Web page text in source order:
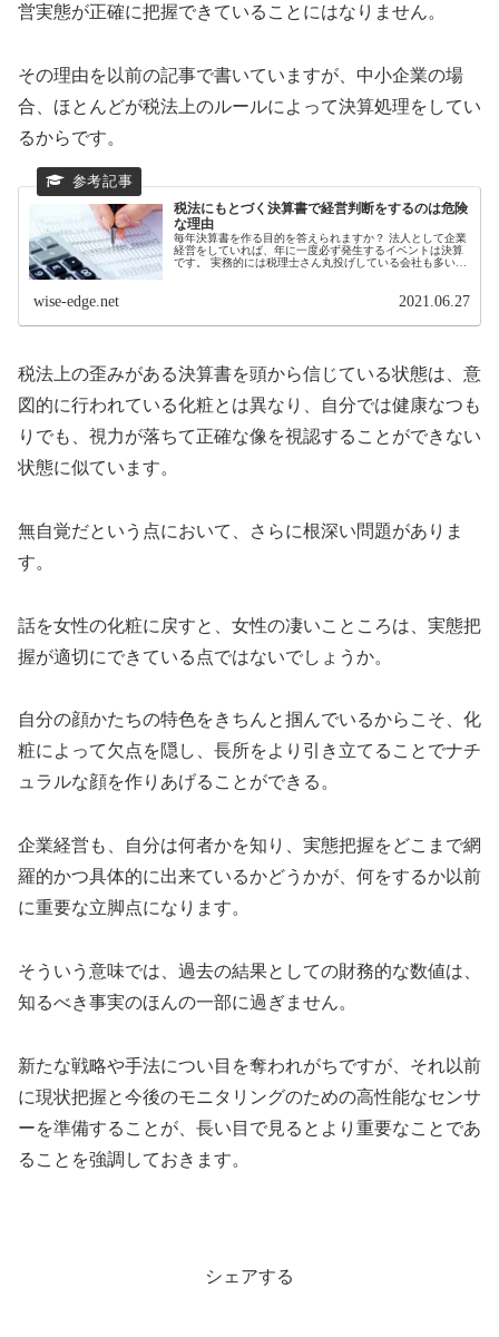
営実態が正確に把握できていることにはなりません。
その理由を以前の記事で書いていますが、中小企業の場
合、ほとんどが税法上のルールによって決算処理をしてい
るからです。
税法にもとづく決算書で経営判断をするのは危険
な理由
毎年決算書を作る目的を答えられますか？ 法人として企業
経営をしていれば、年に一度必ず発生するイベントは決算
です。 実務的には税理士さん丸投げしている会社も多いで
wise-edge.net 2021.06.27
税法上の歪みがある決算書を頭から信じている状態は、意
図的に行われている化粧とは異なり、自分では健康なつも
りでも、視力が落ちて正確な像を視認することができない
状態に似ています。
無自覚だという点において、さらに根深い問題がありま
す。
話を女性の化粧に戻すと、女性の凄いこところは、実態把
握が適切にできている点ではないでしょうか。
自分の顔かたちの特色をきちんと掴んでいるからこそ、化
粧によって欠点を隠し、長所をより引き立てることでナチ
ュラルな顔を作りあげることができる。
企業経営も、自分は何者かを知り、実態把握をどこまで網
羅的かつ具体的に出来ているかどうかが、何をするか以前
に重要な立脚点になります。
そういう意味では、過去の結果としての財務的な数値は、
知るべき事実のほんの一部に過ぎません。
新たな戦略や手法につい目を奪われがちですが、それ以前
に現状把握と今後のモニタリングのための高性能なセンサ
ーを準備することが、長い目で見るとより重要なことであ
ることを強調しておきます。
シェアする